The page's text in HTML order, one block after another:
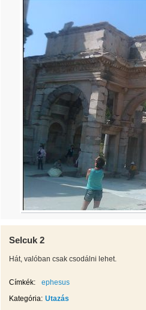
Selcuk 2
Hát, valóban csak csodálni lehet.
Címkék:
ephesus
Kategória: Utazás